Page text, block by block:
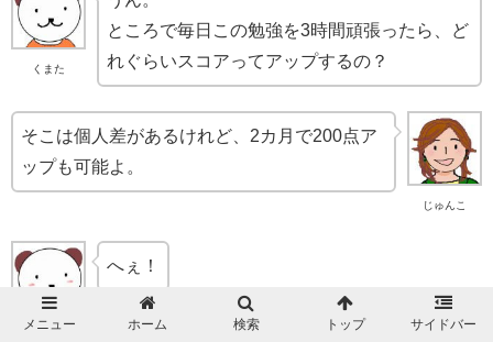
くまた
ところで毎日この勉強を3時間頑張ったら、ど
れぐらいスコアってアップするの？
じゅんこ
そこは個人差があるけれど、2カ月で200点ア
ップも可能よ。
へぇ！
メニュー ホーム 検索 トップ サイドバー